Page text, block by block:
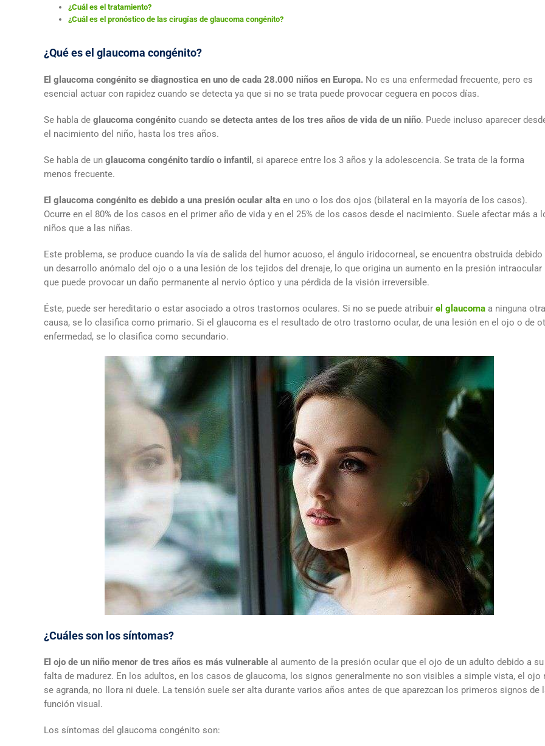
¿Cuál es el tratamiento?
¿Cuál es el pronóstico de las cirugías de glaucoma congénito?
¿Qué es el glaucoma congénito?
El glaucoma congénito se diagnostica en uno de cada 28.000 niños en Europa. No es una enfermedad frecuente, pero es
esencial actuar con rapidez cuando se detecta ya que si no se trata puede provocar ceguera en pocos días.
Se habla de glaucoma congénito cuando se detecta antes de los tres años de vida de un niño. Puede incluso aparecer
el nacimiento del niño, hasta los tres años.
Se habla de un glaucoma congénito tardío o infantil , si aparece entre los 3 años y la adolescencia. Se trata de la forma
menos frecuente.
El glaucoma congénito es debido a una presión ocular alta en uno o los dos ojos (bilateral en la mayoría de los casos).
Ocurre en el 80% de los casos en el primer año de vida y en el 25% de los casos desde el nacimiento. Suele afectar más a
niños que a las niñas.
Este problema, se produce cuando la vía de salida del humor acuoso, el ángulo iridocorneal, se encuentra obstruida debido
un desarrollo anómalo del ojo o a una lesión de los tejidos del drenaje, lo que origina un aumento en la presión intraocular
que puede provocar un daño permanente al nervio óptico y una pérdida de la visión irreversible.
Éste, puede ser hereditario o estar asociado a otros trastornos oculares. Si no se puede atribuir el glaucoma a ninguna otra
causa, se lo clasifica como primario. Si el glaucoma es el resultado de otro trastorno ocular, de una lesión en el ojo o de
enfermedad, se lo clasifica como secundario.
¿Cuáles son los síntomas?
El ojo de un niño menor de tres años es más vulnerable al aumento de la presión ocular que el ojo de un adulto debido a su
falta de madurez. En los adultos, en los casos de glaucoma, los signos generalmente no son visibles a simple vista, el ojo
se agranda, no llora ni duele. La tensión suele ser alta durante varios años antes de que aparezcan los primeros signos de
función visual.
Los síntomas del glaucoma congénito son: